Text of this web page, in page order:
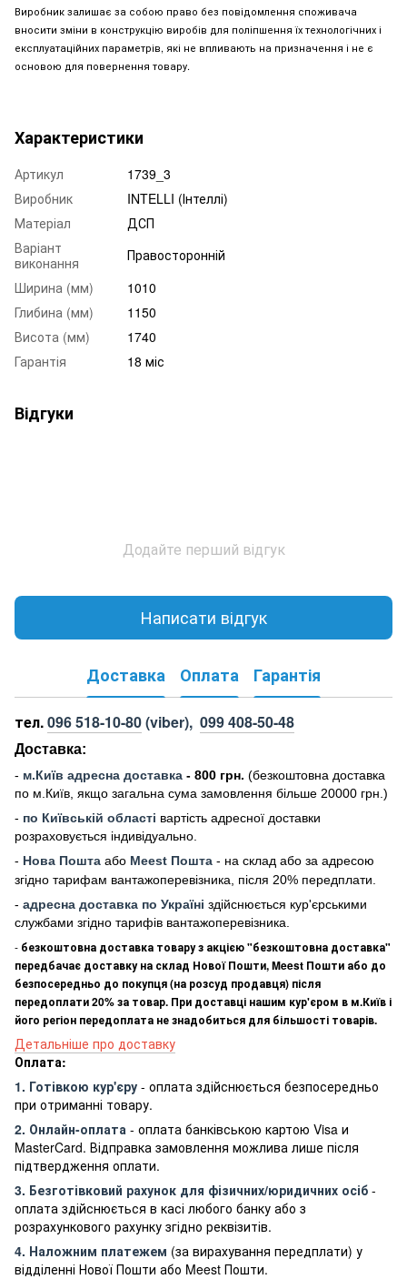
Виробник залишає за собою право без повідомлення споживача
вносити зміни в конструкцію виробів для поліпшення їх технологічних і
експлуатаційних параметрів, які не впливають на призначення і не є
основою для повернення товару.
Характеристики
Артикул
1739_3
Виробник
INTELLI (Інтеллі)
Матеріал
ДСП
Варіант
виконання
Правосторонній
Ширина (мм)
1010
Глибина (мм)
1150
Висота (мм)
1740
Гарантія
18 міс
Відгуки
Додайте перший відгук
Написати відгук
Доставка Оплата Гарантія
тел.096 518-10-80(viber), 099 408-50-48
Доставка:
- м.Київ адресна доставка - 800 грн. (безкоштовна доставка
по м.Київ, якщо загальна сума замовлення більше 20000 грн .)
- по Київській області вартість адресної доставки
розраховується індивідуально.
- Нова Пошта або Meest Пошта - на склад або за адресою
згідно тарифам вантажоперевізника, після 20% передплати.
- адресна доставка по Україні здійснюється кур'єрськими
службами згідно тарифів вантажоперевізника.
- безкоштовна доставка товару з акцією "безкоштовна доставка"
передбачає доставку на склад Нової Пошти, Meest Пошти або до
безпосередньо до покупця (на розсуд продавця) після
передоплати 20% за товар. При доставці нашим кур'єром в м.Київ і
його регіон передоплата не знадобиться для більшості товарів.
Детальніше про доставку
Оплата:
1. Готівкою кур'єру - оплата здійснюється безпосередньо
при отриманні товару.
2. Онлайн-оплата - оплата банківською картою Visa и
MasterCard. Відправка замовлення можлива лише після
підтвердження оплати.
3. Безготівковий рахунок для фізичних/юридичних осіб -
оплата здійснюється в касі любого банку або з
розрахункового рахунку згідно реквізитів.
4. Наложним платежем (за вирахування передплати) у
відділенні Нової Пошти або Meest Пошти.